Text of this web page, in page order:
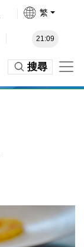
繁
21:09
搜尋